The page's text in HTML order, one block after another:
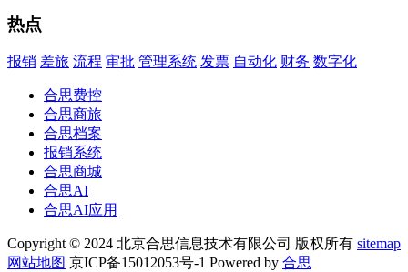
热点
报销 差旅 流程 审批 管理系统 发票 自动化 财务 数字化
合思费控
合思商旅
合思档案
报销系统
合思商城
合思AI
合思AI应用
Copyright © 2024 北京合思信息技术有限公司 版权所有 sitemap
网站地图 京ICP备15012053号-1 Powered by 合思